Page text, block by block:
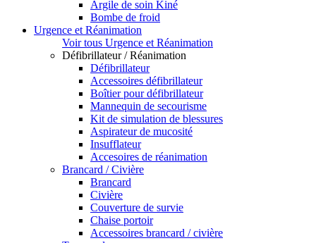
Argile de soin Kiné
Bombe de froid
Urgence et Réanimation
Voir tous Urgence et Réanimation
Défibrillateur / Réanimation
Défibrillateur
Accessoires défibrillateur
Boîtier pour défibrillateur
Mannequin de secourisme
Kit de simulation de blessures
Aspirateur de mucosité
Insufflateur
Accesoires de réanimation
Brancard / Civière
Brancard
Civière
Couverture de survie
Chaise portoir
Accessoires brancard / civière